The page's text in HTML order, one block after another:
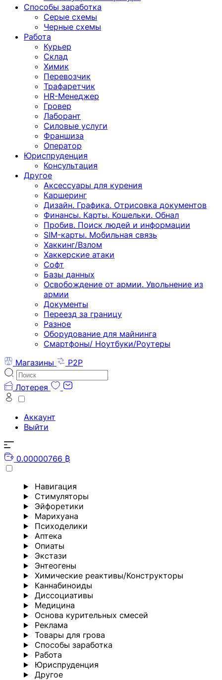
Способы заработка
Серые схемы
Черные схемы
Работа
Курьер
Склад
Химик
Перевозчик
Трафаретчик
HR-Менеджер
Гровер
Лаборант
Силовые услуги
Франшиза
Оператор
Юриспруденция
Консультация
Другoе
Аксессуары для курения
Каршеринг
Дизайн. Графика. Отрисовка документов
Финансы. Карты. Кошельки. Обнал
Пробив. Поиск людей и информации
SIM-карты. Мобильная связь
Хаккинг/Взлом
Хаккерские атаки
Софт
Базы данных
Освобождение от армии. Увольнение из
армии
Документы
Переезд за границу
Разное
Оборудование для майнинга
Смартфоны/ Ноутбуки/Роутеры
Магазины
P2P
Лотерея
Аккаунт
Выйти
0.00000766 ₿
Навигация
Стимуляторы
Эйфоретики
Марихуана
Психоделики
Аптека
Опиаты
Экстази
Энтеогены
Химические реактивы/Конструкторы
Каннабиноиды
Диссоциативы
Медицина
Основа курительных смесей
Реклама
Товары для грова
Способы заработка
Работа
Юриспруденция
Другoе